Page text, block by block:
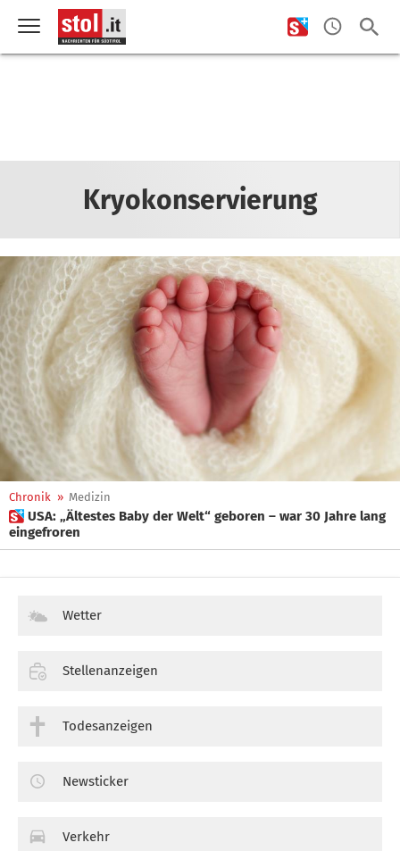
Kryokonservierung
Chronik » Medizin
 USA: „Ältestes Baby der Welt“ geboren – war 30 Jahre lang
eingefroren
Wetter
Stellenanzeigen
Todesanzeigen
Newsticker
Verkehr